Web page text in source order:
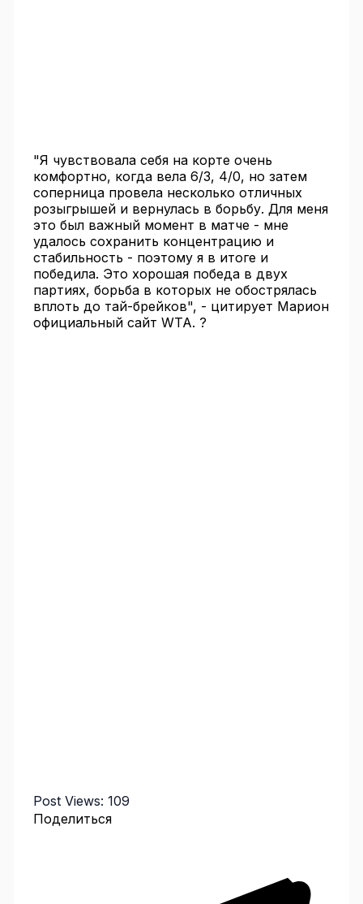
"Я чувствовала себя на корте очень
комфортно, когда вела 6/3, 4/0, но затем
соперница провела несколько отличных
розыгрышей и вернулась в борьбу. Для меня
это был важный момент в матче - мне
удалось сохранить концентрацию и
стабильность - поэтому я в итоге и
победила. Это хорошая победа в двух
партиях, борьба в которых не обострялась
вплоть до тай-брейков", - цитирует Марион
официальный сайт WTA. ?
Post Views: 109
Поделиться